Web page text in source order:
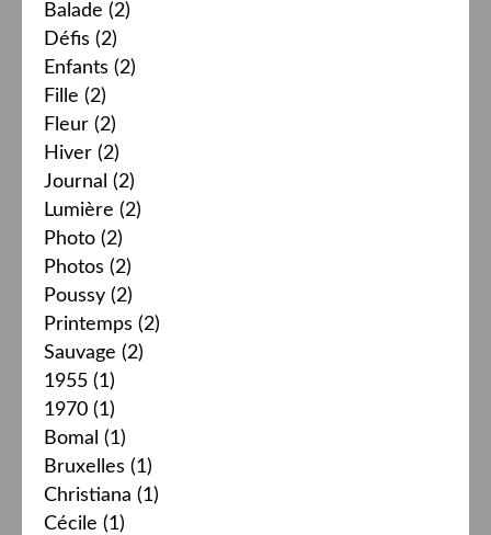
Balade (2)
Défis (2)
Enfants (2)
Fille (2)
Fleur (2)
Hiver (2)
Journal (2)
Lumière (2)
Photo (2)
Photos (2)
Poussy (2)
Printemps (2)
Sauvage (2)
1955 (1)
1970 (1)
Bomal (1)
Bruxelles (1)
Christiana (1)
Cécile (1)